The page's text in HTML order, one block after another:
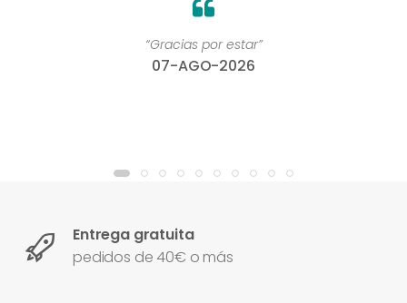
“Gracias por estar”
07-AGO-2026
Entrega gratuita
pedidos de 40€ o más